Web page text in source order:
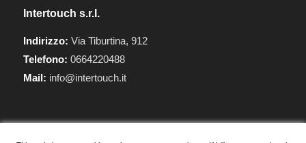
Intertouch s.r.l.
Indirizzo: Via Tiburtina, 912
Telefono: 0664220488
Mail: info@intertouch.it